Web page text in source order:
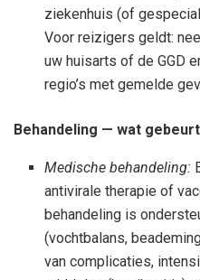
ziekenhuis (of
Voor reizigers geldt:
uw huisarts of de GGD
regio’s met gemelde
Behandeling — wat
Medische behandeling:
antivirale therapie of
behandeling is
(vochtbalans,
van complicaties,